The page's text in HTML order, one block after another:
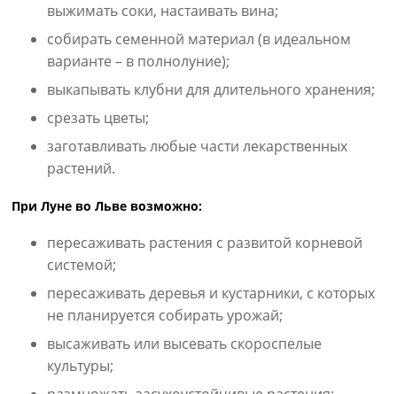
выжимать соки, настаивать вина;
собирать семенной материал (в идеальном
варианте – в полнолуние);
выкапывать клубни для длительного хранения;
срезать цветы;
заготавливать любые части лекарственных
растений.
При Луне во Льве возможно:
пересаживать растения с развитой корневой
системой;
пересаживать деревья и кустарники, с которых
не планируется собирать урожай;
высаживать или высевать скороспелые
культуры;